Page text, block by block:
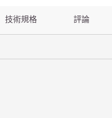
技術規格 評論